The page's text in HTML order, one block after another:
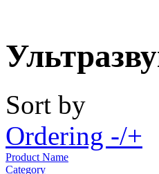
Sort by
Ordering -/+
Product Name
Category